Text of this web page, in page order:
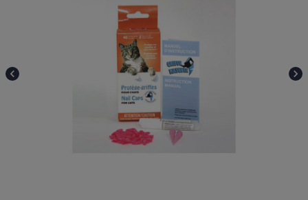
chevron_left chevron_right